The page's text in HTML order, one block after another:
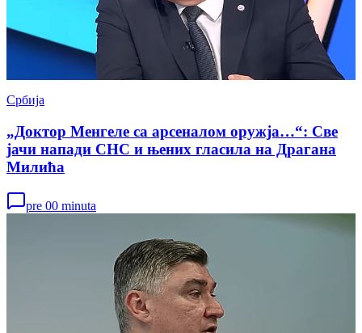
Србија
„Доктор Менгеле са арсеналом оружја…“: Све
јачи напади СНС и њених гласила на Драгана
Милића
pre 00 minuta